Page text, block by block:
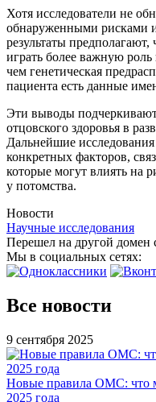
Хотя исследователи не
обнаруженными рисками
результаты
играть более важную роль
чем генетическая
пациента есть данные
Эти выводы
отцовского здоровья в
Дальнейшие
конкретных факторов,
которые могут влиять на
у потомства.
Новости
Научные исследования
Перешел на другой домен
Мы в социальных сетях:
Все новости
9 сентября 2025
Новые правила ОМС: что
2025 года